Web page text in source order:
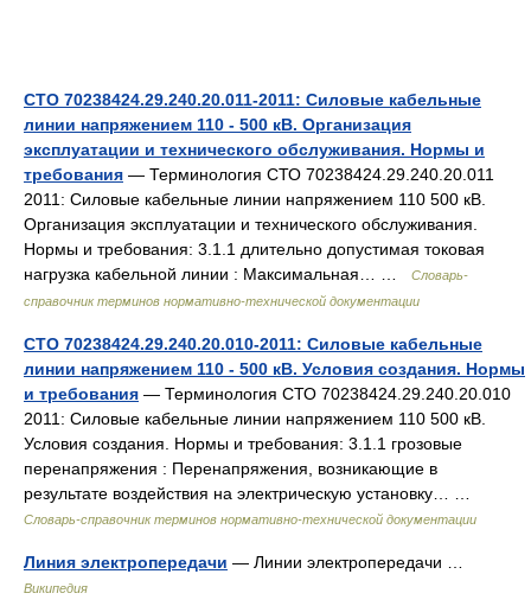
СТО 70238424.29.240.20.011-2011: Силовые кабельные
линии напряжением 110 - 500 кВ. Организация
эксплуатации и технического обслуживания. Нормы и
требования — Терминология СТО 70238424.29.240.20.011
2011: Силовые кабельные линии напряжением 110 500 кВ.
Организация эксплуатации и технического обслуживания.
Нормы и требования: 3.1.1 длительно допустимая токовая
нагрузка кабельной линии : Максимальная… …
Словарь-
справочник терминов нормативно-технической документации
СТО 70238424.29.240.20.010-2011: Силовые кабельные
линии напряжением 110 - 500 кВ. Условия создания. Нормы
и требования — Терминология СТО 70238424.29.240.20.010
2011: Силовые кабельные линии напряжением 110 500 кВ.
Условия создания. Нормы и требования: 3.1.1 грозовые
перенапряжения : Перенапряжения, возникающие в
результате воздействия на электрическую установку… …
Словарь-справочник терминов нормативно-технической документации
Линия электропередачи — Линии электропередачи …
Википедия